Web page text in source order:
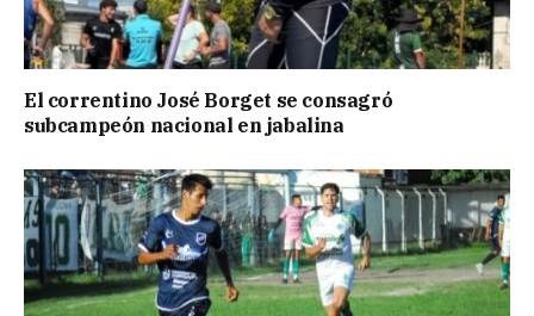
El correntino José Borget se consagró
subcampeón nacional en jabalina